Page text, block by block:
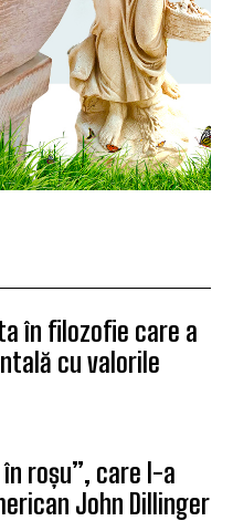
în filozofie care a
cu valorile
în roșu”, care l-a
John Dillinger